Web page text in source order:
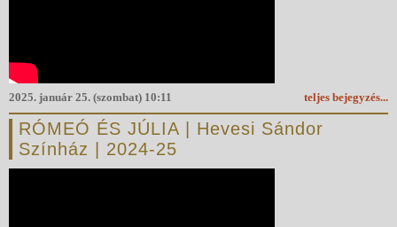
teljes bejegyzés...
2025. január 25. (szombat) 10:11
RÓMEÓ ÉS JÚLIA | Hevesi Sándor
Színház | 2024-25